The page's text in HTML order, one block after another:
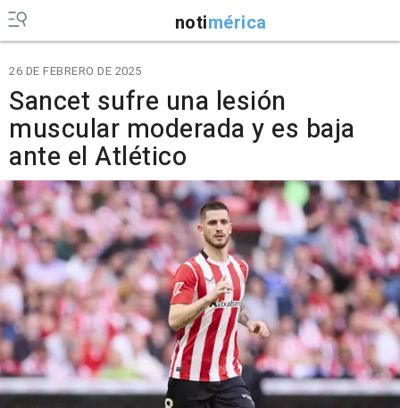
notimérica
26 DE FEBRERO DE 2025
Sancet sufre una lesión
muscular moderada y es baja
ante el Atlético